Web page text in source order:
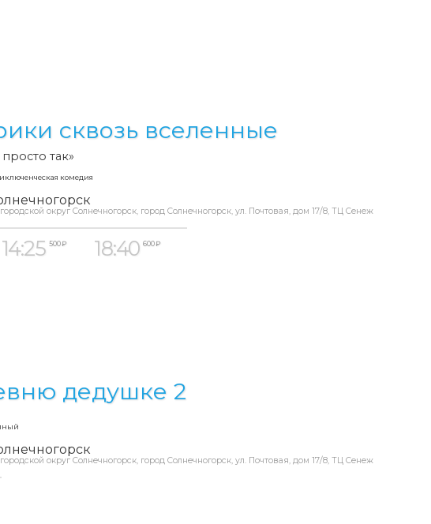
сквозь вселенные
так»
комедия
округ Солнечногорск, город Солнечногорск, ул. Почтовая, дом 17/8, ТЦ Сенеж
14:25 500 ₽ 18:40 600 ₽
дедушке 2
округ Солнечногорск, город Солнечногорск, ул. Почтовая, дом 17/8, ТЦ Сенеж